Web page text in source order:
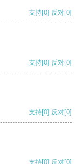
支持[0] 反对[0]
支持[0] 反对[0]
支持[0] 反对[0]
支持[0] 反对[0]